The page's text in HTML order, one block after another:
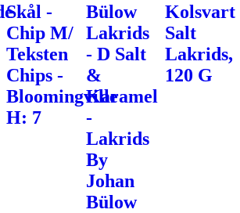
Skål -
Chip M/
Teksten
Chips -
Bloomingville
H: 7
Bülow
Lakrids
- D Salt
&
Karamel
-
Lakrids
By
Johan
Bülow
Kolsvart
Salt
Lakrids,
120 G